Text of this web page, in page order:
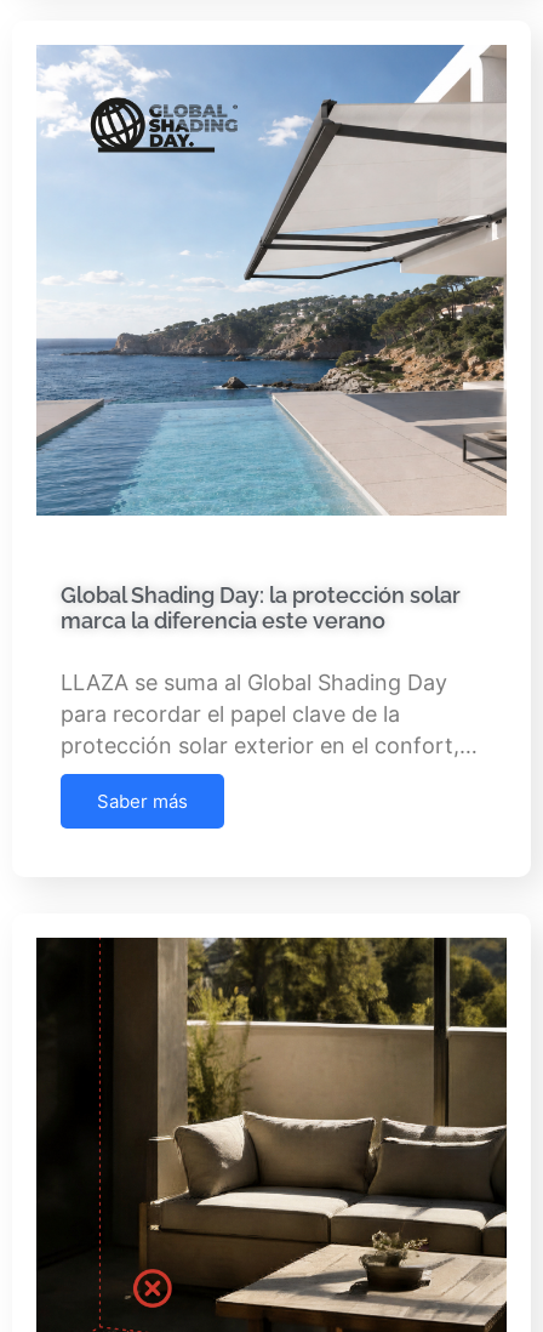
Global Shading Day: la protección solar
marca la diferencia este verano
LLAZA se suma al Global Shading Day
para recordar el papel clave de la
protección solar exterior en el confort,…
Saber más